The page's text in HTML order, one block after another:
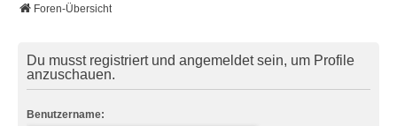
Foren-Übersicht
Du musst registriert und angemeldet sein, um Profile
anzuschauen.
Benutzername: